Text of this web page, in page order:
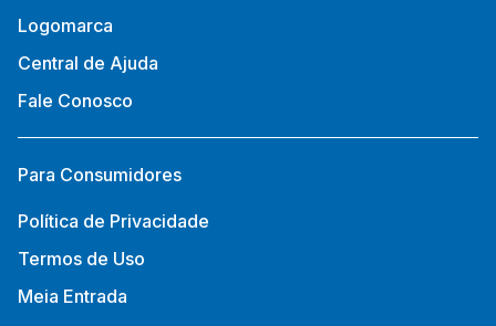
Logomarca
Central de Ajuda
Fale Conosco
Para Consumidores
Política de Privacidade
Termos de Uso
Meia Entrada